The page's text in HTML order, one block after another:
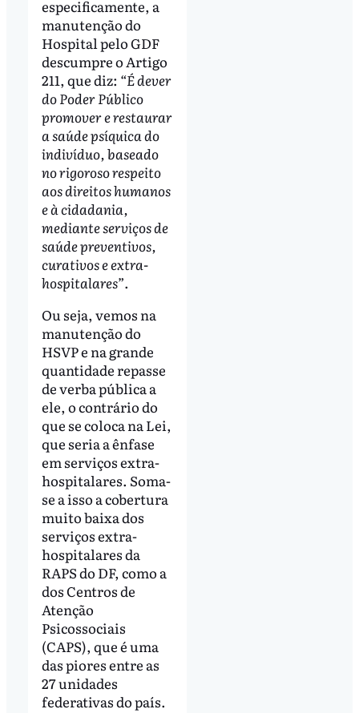
especificamente, a
manutenção do
Hospital pelo GDF
descumpre o Artigo
211, que diz: “É dever
do Poder Público
promover e restaurar
a saúde psíquica do
indivíduo, baseado
no rigoroso respeito
aos direitos humanos
e à cidadania,
mediante serviços de
saúde preventivos,
curativos e extra-
hospitalares”.
Ou seja, vemos na
manutenção do
HSVP e na grande
quantidade repasse
de verba pública a
ele, o contrário do
que se coloca na Lei,
que seria a ênfase
em serviços extra-
hospitalares. Soma-
se a isso a cobertura
muito baixa dos
serviços extra-
hospitalares da
RAPS do DF, como a
dos Centros de
Atenção
Psicossociais
(CAPS), que é uma
das piores entre as
27 unidades
federativas do país.